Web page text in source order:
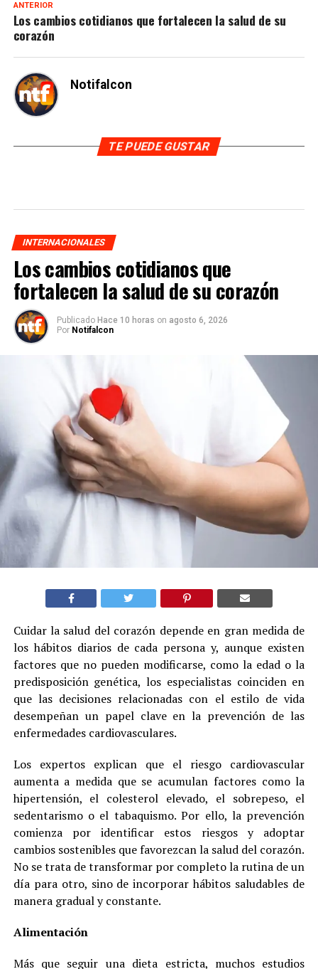
ANTERIOR
Los cambios cotidianos que fortalecen la salud de su
corazón
Notifalcon
TE PUEDE GUSTAR
INTERNACIONALES
Los cambios cotidianos que
fortalecen la salud de su corazón
Publicado Hace 10 horas on agosto 6, 2026
Por Notifalcon
Cuidar la salud del corazón depende en gran medida de
los hábitos diarios de cada persona y, aunque existen
factores que no pueden modificarse, como la edad o la
predisposición genética, los especialistas coinciden en
que las decisiones relacionadas con el estilo de vida
desempeñan un papel clave en la prevención de las
enfermedades cardiovasculares.
Los expertos explican que el riesgo cardiovascular
aumenta a medida que se acumulan factores como la
hipertensión, el colesterol elevado, el sobrepeso, el
sedentarismo o el tabaquismo. Por ello, la prevención
comienza por identificar estos riesgos y adoptar
cambios sostenibles que favorezcan la salud del corazón.
No se trata de transformar por completo la rutina de un
día para otro, sino de incorporar hábitos saludables de
manera gradual y constante.
Alimentación
Más que seguir una dieta estricta, muchos estudios